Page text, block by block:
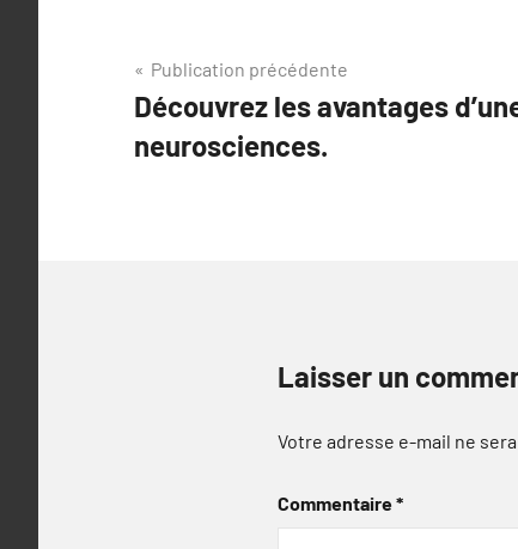
Navigation
de
l’article
Publication précédente
Découvrez les avantages
neurosciences.
Laisser un
Votre adresse e-mail ne
Commentaire*